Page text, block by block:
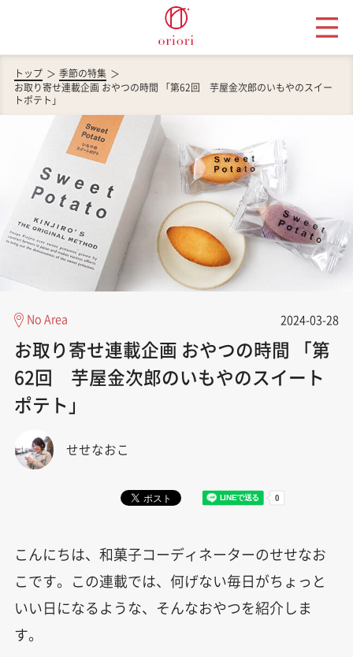
トップ
季節の特集
お取り寄せ連載企画 おやつの時間 「第62回 芋屋金次郎のいもやのスイー
トポテト」
No Area 2024-03-28
お取り寄せ連載企画 おやつの時間 「第
62回 芋屋金次郎のいもやのスイート
ポテト」
せせなおこ
こんにちは、和菓子コーディネーターのせせなお
こです。この連載では、何げない毎日がちょっと
いい日になるような、そんなおやつを紹介しま
す。